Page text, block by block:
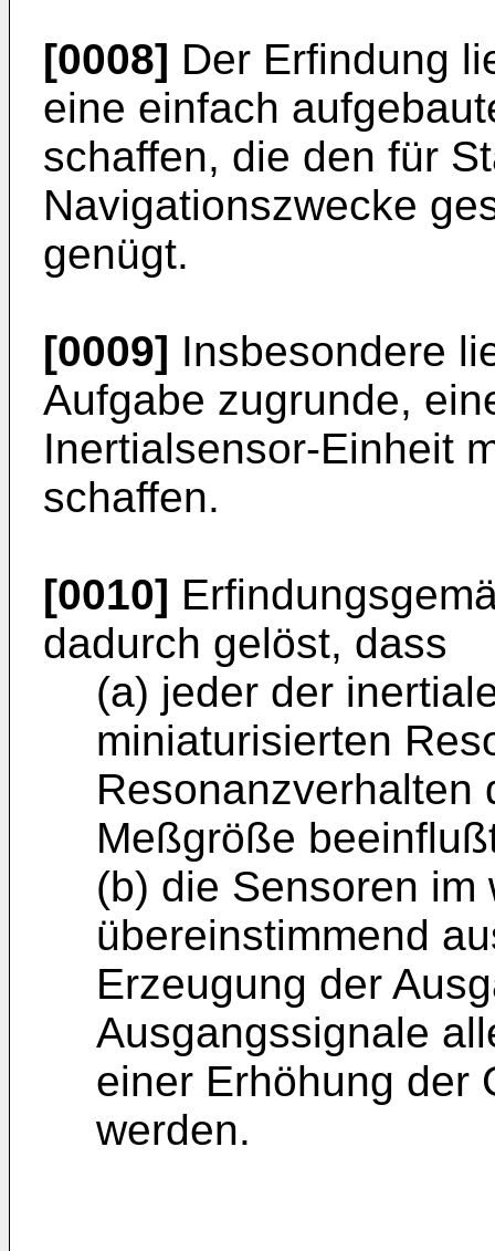
[0008] Der Erfindung
eine einfach
schaffen, die den für
Navigationszwecke
genügt.
[0009] Insbesondere
Aufgabe zugrunde,
Inertialsensor-Einheit
schaffen.
[0010]
dadurch gelöst, dass
(a) jeder der
miniaturisierten
Resonanzverhalten
Meßgröße
(b) die Sensoren im
übereinstimmend
Erzeugung der
Ausgangssignale
einer Erhöhung der
werden.